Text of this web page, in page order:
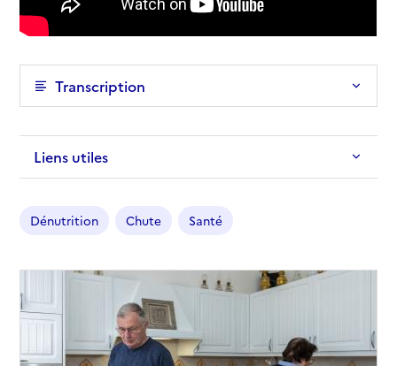
Transcription
Liens utiles
Dénutrition Chute Santé